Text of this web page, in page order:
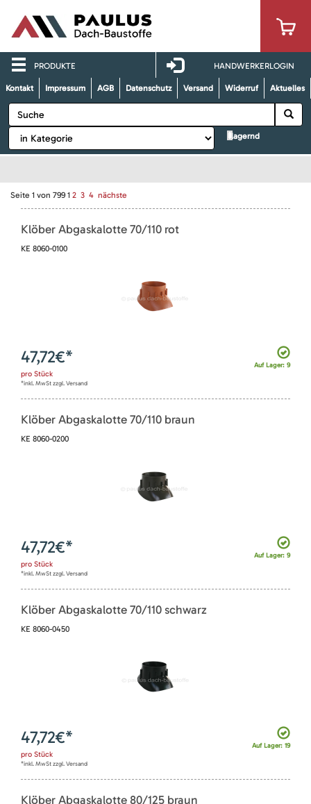
PRODUKTE HANDWERKERLOGIN
Kontakt Impressum AGB Datenschutz Versand Widerruf Aktuelles
lagernd
Seite 1 von 799 1 2 3 4 nächste
Klöber Abgaskalotte 70/110 rot
KE 8060-0100
Auf Lager: 9
47,72€*
pro Stück
*inkl. MwSt zzgl. Versand
Klöber Abgaskalotte 70/110 braun
KE 8060-0200
Auf Lager: 9
47,72€*
pro Stück
*inkl. MwSt zzgl. Versand
Klöber Abgaskalotte 70/110 schwarz
KE 8060-0450
Auf Lager: 19
47,72€*
pro Stück
*inkl. MwSt zzgl. Versand
Klöber Abgaskalotte 80/125 braun